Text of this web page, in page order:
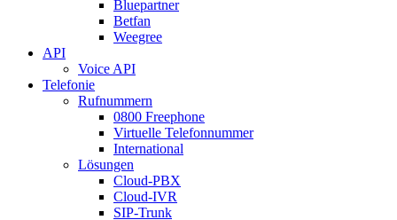
Bluepartner
Betfan
Weegree
API
Voice API
Telefonie
Rufnummern
0800 Freephone
Virtuelle Telefonnummer
International
Lösungen
Cloud-PBX
Cloud-IVR
SIP-Trunk